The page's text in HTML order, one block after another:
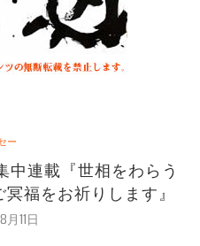
ー
中連載『世相をわらう
福をお祈りします』
月11日